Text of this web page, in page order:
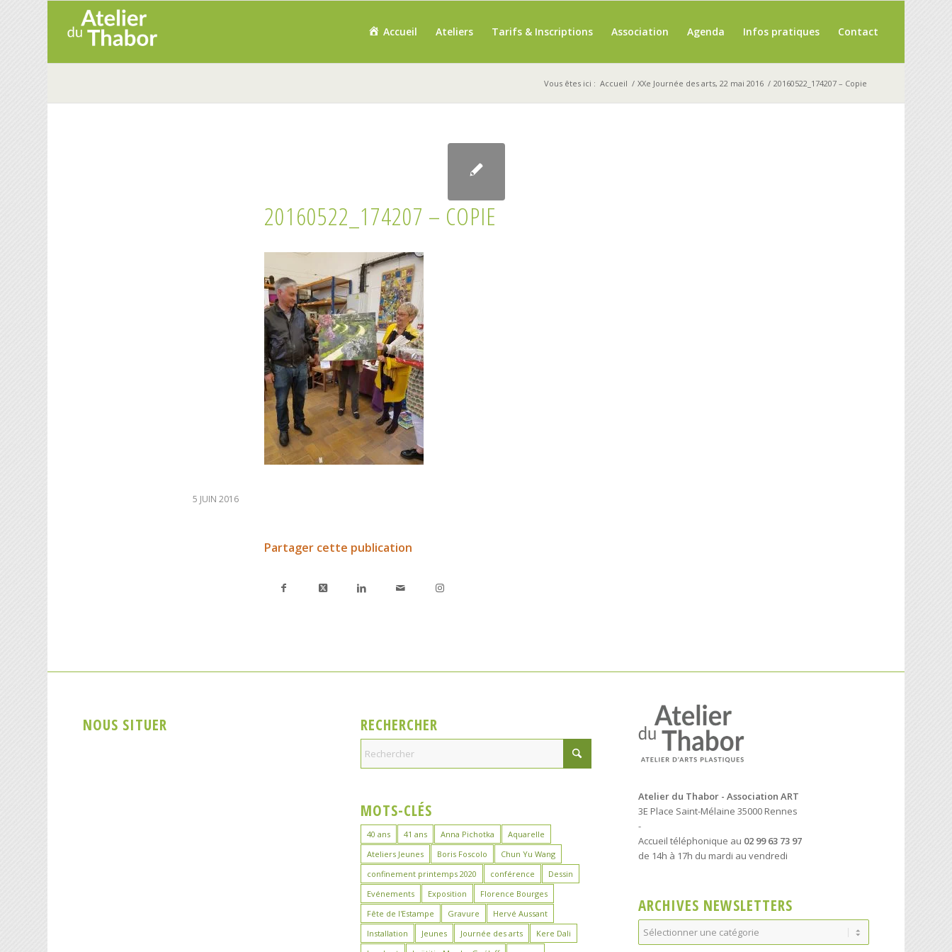
Accueil Ateliers Tarifs & Inscriptions Association Agenda Infos pratiques Contact
Vous êtes ici : Accueil / XXe Journée des arts, 22 mai 2016 / 20160522_174207 – Copie
20160522_174207 – COPIE
5 JUIN 2016
Partager cette publication
NOUS SITUER RECHERCHER
MOTS-CLÉS
40 ans 41 ans Anna Pichotka
Aquarelle
Ateliers Jeunes
Boris Foscolo
Chun Yu Wang
confinement printemps 2020
conférence
Dessin
Evénements
Exposition
Florence Bourges
Fête de l'Estampe
Gravure
Hervé Aussant
Installation
Jeunes Journée des arts
Kere Dali
Atelier du Thabor - Association ART
3E Place Saint-Mélaine 35000 Rennes
-
Accueil téléphonique au 02 99 63 73 97
de 14h à 17h du mardi au vendredi
ARCHIVES NEWSLETTERS
Archives
Newsletters